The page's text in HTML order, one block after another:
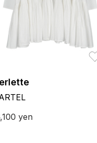
yen